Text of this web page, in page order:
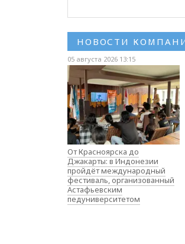
НОВОСТИ
05 августа 2026 13:15
От Красноярска до
Джакарты: в Индонезии
пройдёт международный
фестиваль, организованный
Астафьевским
педуниверситетом